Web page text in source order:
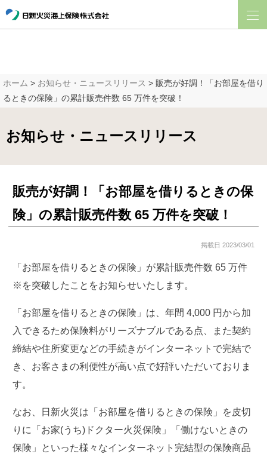
ホーム > お知らせ・ニュースリリース > 販売が好調！「お部屋を借り
るときの保険」の累計販売件数 65 万件を突破！
お知らせ・ニュースリリース
販売が好調！「お部屋を借りるときの保
険」の累計販売件数 65 万件を突破！
掲載日 2023/03/01
「お部屋を借りるときの保険」が累計販売件数 65 万件
※を突破したことをお知らせいたします。
「お部屋を借りるときの保険」は、年間 4,000 円から加
入できるため保険料がリーズナブルである点、また契約
締結や住所変更などの手続きがインターネットで完結で
き、お客さまの利便性が高い点で好評いただいておりま
す。
なお、日新火災は「お部屋を借りるときの保険」を皮切
りに「お家(うち)ドクター火災保険」「働けないときの
保険」といった様々なインターネット完結型の保険商品